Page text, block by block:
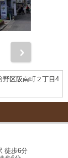
野区阪南町２丁目4
徒歩6分